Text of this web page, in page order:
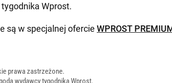
tygodnika Wprost.
są w specjalnej ofercie WPROST
prawa zastrzeżone.
wydawcy tygodnika Wprost.